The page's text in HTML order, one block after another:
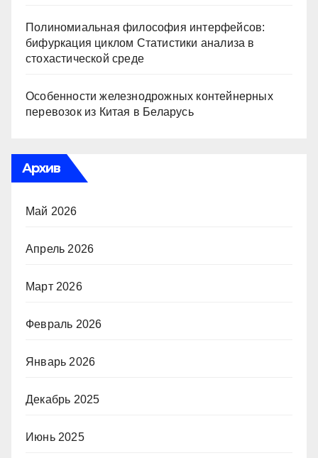
Полиномиальная философия интерфейсов:
бифуркация циклом Статистики анализа в
стохастической среде
Особенности железнодрожных контейнерных
перевозок из Китая в Беларусь
Архив
Май 2026
Апрель 2026
Март 2026
Февраль 2026
Январь 2026
Декабрь 2025
Июнь 2025